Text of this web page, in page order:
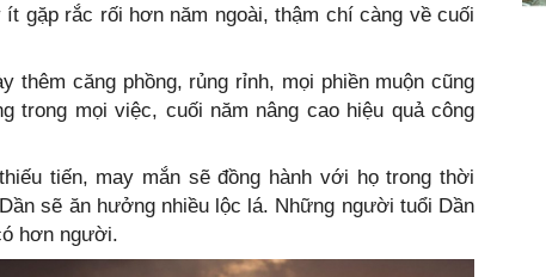
gặp rắc rối hơn năm ngoài, thậm chí càng về cuối
thêm căng phồng, rủng rỉnh, mọi phiền muộn cũng
trong mọi việc, cuối năm nâng cao hiệu quả công
tiến, may mắn sẽ đồng hành với họ trong thời
sẽ ăn hưởng nhiều lộc lá. Những người tuổi Dần
hơn người.